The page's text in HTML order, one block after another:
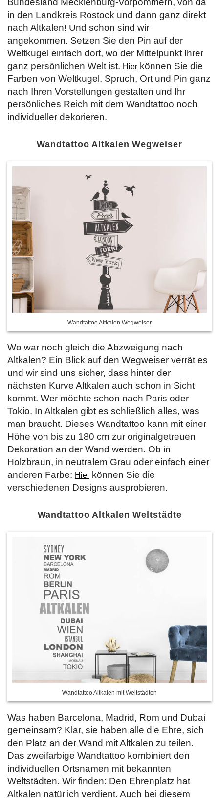
Bundesland Mecklenburg-Vorpommern, von da
in den Landkreis Rostock und dann ganz direkt
nach Altkalen! Und schon sind wir
angekommen. Setzen Sie den Pin auf der
Weltkugel einfach dort, wo der Mittelpunkt Ihrer
ganz persönlichen Welt ist. Hier können Sie die
Farben von Weltkugel, Spruch, Ort und Pin ganz
nach Ihren Vorstellungen gestalten und Ihr
persönliches Reich mit dem Wandtattoo noch
individueller dekorieren.
Wandtattoo Altkalen Wegweiser
Wandtattoo Altkalen Wegweiser
Wo war noch gleich die Abzweigung nach
Altkalen? Ein Blick auf den Wegweiser verrät es
und wir sind uns sicher, dass hinter der
nächsten Kurve Altkalen auch schon in Sicht
kommt. Wer möchte schon nach Paris oder
Tokio. In Altkalen gibt es schließlich alles, was
man braucht. Dieses Wandtattoo kann mit einer
Höhe von bis zu 180 cm zur originalgetreuen
Dekoration an der Wand werden. Ob in
Holzbraun, in neutralem Grau oder einfach einer
anderen Farbe: Hier können Sie die
verschiedenen Designs ausprobieren.
Wandtattoo Altkalen Weltstädte
Wandtattoo Altkalen mit Weltstädten
Was haben Barcelona, Madrid, Rom und Dubai
gemeinsam? Klar, sie haben alle die Ehre, sich
den Platz an der Wand mit Altkalen zu teilen.
Das zweifarbige Wandtattoo kombiniert den
individuellen Ortsnamen mit bekannten
Weltstädten. Wir finden: Den Ehrenplatz hat
Altkalen natürlich verdient. Auch bei diesem